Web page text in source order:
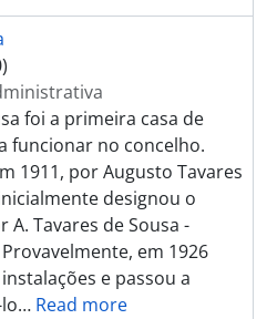
do Dia Mundial da Criança no edifício Ar Alto
do Dia Mundial da Criança no edifício Ar Alto
do Dia Mundial da Criança no edifício Ar Alto
do Dia Mundial da Criança no edifício Ar Alto
POLÍTICA
PÚBLICA
foi a primeira casa de
funcionar no concelho.
1911, por Augusto Tavares
designou o
A. Tavares de Sousa -
em 1926
e passou a
… Read more